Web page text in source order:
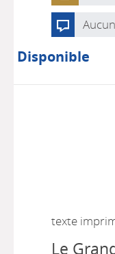
Disponible
texte
Le